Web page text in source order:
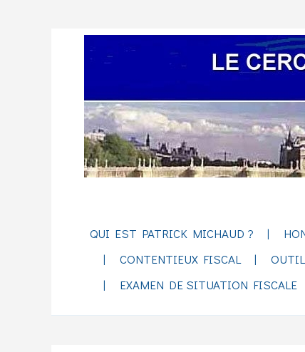
QUI EST PATRICK MICHAUD ?
CONTENTIEUX FISCAL
EXAMEN DE SITUATION FISCALE